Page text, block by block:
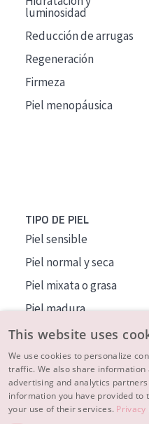
luminosidad
Reducción de arrugas
Regeneración
Firmeza
Piel menopáusica
TIPO DE PIEL
Piel sensible
Piel normal y seca
Piel mixata o grasa
Piel madura
Piel expuesta al sol
Piel menopáusica
MÁS SOBRE NOSOTROS
INSPIRACIÓN
This website uses
We use cookies to personalize
traffic. We also share
advertising and analytics
information you have provided
your use of their services. Privacy